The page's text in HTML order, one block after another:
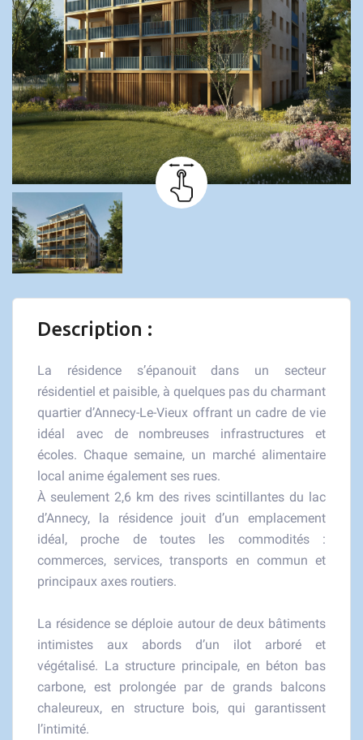
Description :
La résidence s’épanouit dans un secteur
résidentiel et paisible, à quelques pas du charmant
quartier d’Annecy-Le-Vieux offrant un cadre de vie
idéal avec de nombreuses infrastructures et
écoles. Chaque semaine, un marché alimentaire
local anime également ses rues.
À seulement 2,6 km des rives scintillantes du lac
d’Annecy, la résidence jouit d’un emplacement
idéal, proche de toutes les commodités :
commerces, services, transports en commun et
principaux axes routiers.
La résidence se déploie autour de deux bâtiments
intimistes aux abords d’un ilot arboré et
végétalisé. La structure principale, en béton bas
carbone, est prolongée par de grands balcons
chaleureux, en structure bois, qui garantissent
l’intimité.